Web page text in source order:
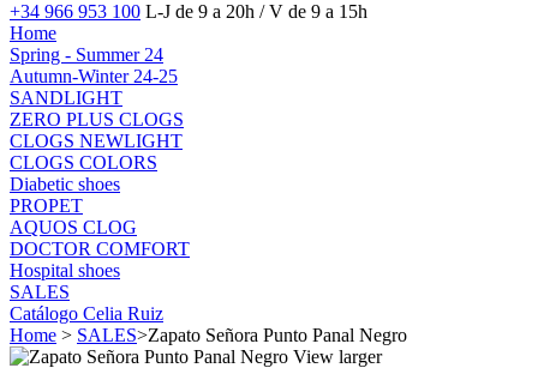
+34 966 953 100 L-J de 9 a 20h / V de 9 a 15h
Home
Spring - Summer 24
Autumn-Winter 24-25
SANDLIGHT
ZERO PLUS CLOGS
CLOGS NEWLIGHT
CLOGS COLORS
Diabetic shoes
PROPET
AQUOS CLOG
DOCTOR COMFORT
Hospital shoes
SALES
Catálogo Celia Ruiz
Home > SALES>Zapato Señora Punto Panal Negro
View larger